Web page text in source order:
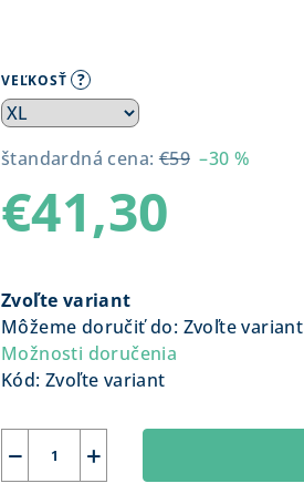
VEĽKOSŤ ?
štandardná cena: €59 –30 %
€41,30
cena:
Zvoľte variant
Môžeme doručiť do: Zvoľte variant
Možnosti doručenia
Kód: Zvoľte variant
+
−